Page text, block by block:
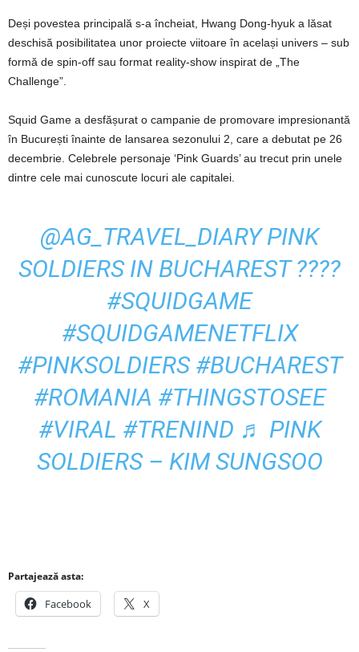
Deși povestea principală s-a încheiat, Hwang Dong-hyuk a lăsat
deschisă posibilitatea unor proiecte viitoare în același univers – sub
formă de spin-off sau format reality-show inspirat de „The
Challenge”.
Squid Game a desfășurat o campanie de promovare impresionantă
în București înainte de lansarea sezonului 2, care a debutat pe 26
decembrie. Celebrele personaje ‘Pink Guards’ au trecut prin unele
dintre cele mai cunoscute locuri ale capitalei.
@AG_TRAVEL_DIARYPINK
SOLDIERS IN BUCHAREST ????
#SQUIDGAME
#SQUIDGAMENETFLIX
#PINKSOLDIERS #BUCHAREST
#ROMANIA #THINGSTOSEE
#VIRAL #TRENIND ♬ PINK
SOLDIERS – KIM SUNGSOO
Partajează asta:
Facebook X